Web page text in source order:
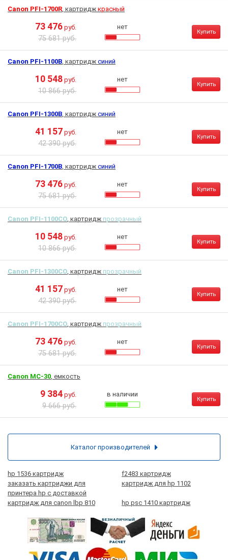
Canon PFI-1700R, картридж красный
73 476 руб.
75 681 руб.
нет
Купить
Canon PFI-1100B, картридж синий
10 548 руб.
10 866 руб.
нет
Купить
Canon PFI-1300B, картридж синий
41 157 руб.
42 390 руб.
нет
Купить
Canon PFI-1700B, картридж синий
73 476 руб.
75 681 руб.
нет
Купить
Canon PFI-1100CO, картридж прозрачный
10 548 руб.
10 866 руб.
нет
Купить
Canon PFI-1300CO, картридж прозрачный
41 157 руб.
42 390 руб.
нет
Купить
Canon PFI-1700CO, картридж прозрачный
73 476 руб.
75 681 руб.
нет
Купить
Canon MC-30, емкость
9 384 руб.
9 666 руб.
в наличии
Купить
hp 1536 картридж
f2483 картридж
заказать картриджи для
принтера hp с доставкой
картридж для hp 1102
картридж для canon lbp 810 hp psc 1410 картридж